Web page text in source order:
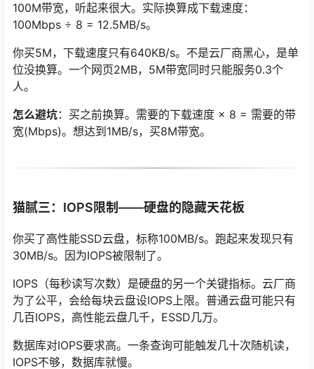
100M带宽，听起来很大。实际换算成下载速度：
100Mbps ÷ 8 = 12.5MB/s。
你买5M，下载速度只有640KB/s。不是云厂商黑心，是单
位没换算。一个网页2MB，5M带宽同时只能服务0.3个
人。
怎么避坑：买之前换算。需要的下载速度 × 8 = 需要的带
宽(Mbps)。想达到1MB/s，买8M带宽。
猫腻三：IOPS限制——硬盘的隐藏天花板
你买了高性能SSD云盘，标称100MB/s。跑起来发现只有
30MB/s。因为IOPS被限制了。
IOPS（每秒读写次数）是硬盘的另一个关键指标。云厂商
为了公平，会给每块云盘设IOPS上限。普通云盘可能只有
几百IOPS，高性能云盘几千，ESSD几万。
数据库对IOPS要求高。一条查询可能触发几十次随机读，
IOPS不够，数据库就慢。